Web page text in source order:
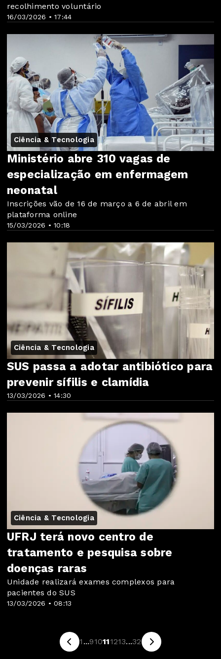
16/03/2026 • 17:44
recolhimento voluntário
Ciência & Tecnologia
15/03/2026 • 10:18
Ministério abre 310 vagas de
especialização em enfermagem
neonatal
Inscrições vão de 16 de março a 6 de abril em
plataforma online
Ciência & Tecnologia
13/03/2026 • 14:30
SUS passa a adotar antibiótico para
prevenir sífilis e clamídia
Ciência & Tecnologia
13/03/2026 • 08:13
UFRJ terá novo centro de
tratamento e pesquisa sobre
doenças raras
Unidade realizará exames complexos para
pacientes do SUS
1 ...910111213...32